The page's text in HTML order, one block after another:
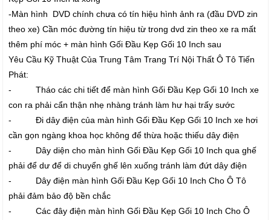
-Màn hình DVD chính chưa có tín hiệu hình ảnh ra (đầu DVD zin
theo xe) Cần móc đường tín hiệu từ trong dvd zin theo xe ra mất
thêm phí móc + màn hình Gối Đầu Kẹp Gối 10 Inch sau
Yêu Cầu Kỹ Thuật Của Trung Tâm Trang Trí Nội Thất Ô Tô Tiến
Phát:
- Tháo các chi tiết để màn hình Gối Đầu Kẹp Gối 10 Inch xe
con ra phải cẩn thận nhẹ nhàng tránh làm hư hại trấy sước
- Đi dây điện của màn hình Gối Đầu Kẹp Gối 10 Inch xe hơi
cần gọn ngàng khoa học không để thừa hoặc thiếu dây điện
- Dây diện cho màn hình Gối Đầu Kẹp Gối 10 Inch qua ghế
phải để dư để di chuyển ghế lên xuống tránh làm đứt dây điện
- Dây điện màn hình Gối Đầu Kẹp Gối 10 Inch Cho Ô Tô
phải đảm bảo độ bền chắc
- Các đây điện màn hình Gối Đầu Kẹp Gối 10 Inch Cho Ô